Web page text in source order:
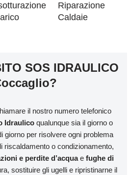
Riparazione
Caldaie
SOS IDRAULICO
il nostro numero telefonico
Idraulicoqualunque sia il giorno o
giorno per risolvere ogni problema
riscaldamento o condizionamento,
e perdite d’acquae fughe di
sostituire gli ugelli e ripristinarne il